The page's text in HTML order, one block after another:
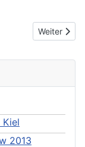
Next
Weiter
2013